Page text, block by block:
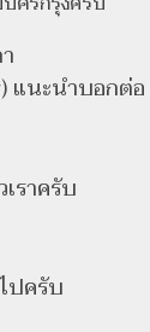
แนะนำบอก
ราครับ
ปครับ